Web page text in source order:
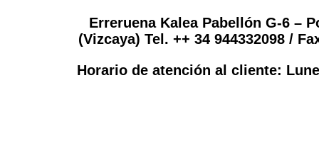
Erreruena Kalea Pabellón G-6 –
(Vizcaya) Tel. ++ 34 944332098 /
Horario de atención al cliente: